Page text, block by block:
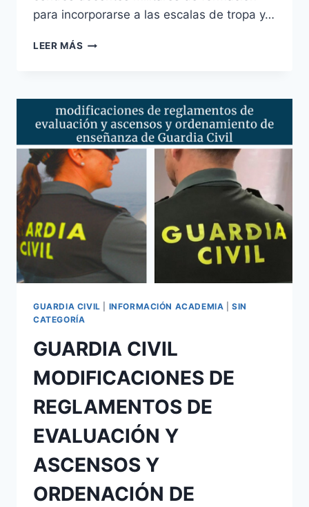
para incorporarse a las escalas de tropa y…
LEER MÁS 3976
MARINERÍA
PRIMER
CICLO
CONVOCATORIA-
2024
GUARDIA CIVIL INFORMACIÓN ACADEMIA |SIN
CATEGORÍA
GUARDIA CIVIL
MODIFICACIONES DE
REGLAMENTOS DE
EVALUACIÓN Y
ASCENSOS Y
ORDENACIÓN DE